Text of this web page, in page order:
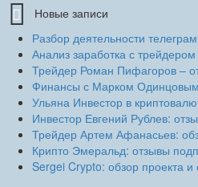
Новые записи
Разбор деятельности
Анализ заработка с
Трейдер Роман Пифагоров –
Финансы с Марком
Ульяна Инвестор в
Инвестор Евгений Рублев:
Трейдер Артем Афанасьев:
Крипто Эмеральд: отзывы
Sergei Crypto: обзор проекта